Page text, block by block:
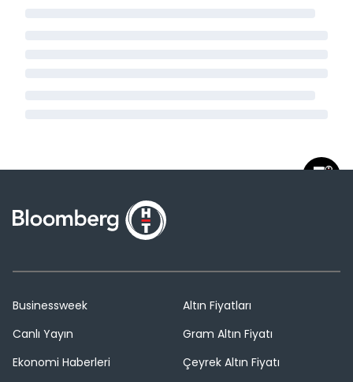
Businessweek
Canlı Yayın
Ekonomi Haberleri
Altın Fiyatları
Gram Altın Fiyatı
Çeyrek Altın Fiyatı